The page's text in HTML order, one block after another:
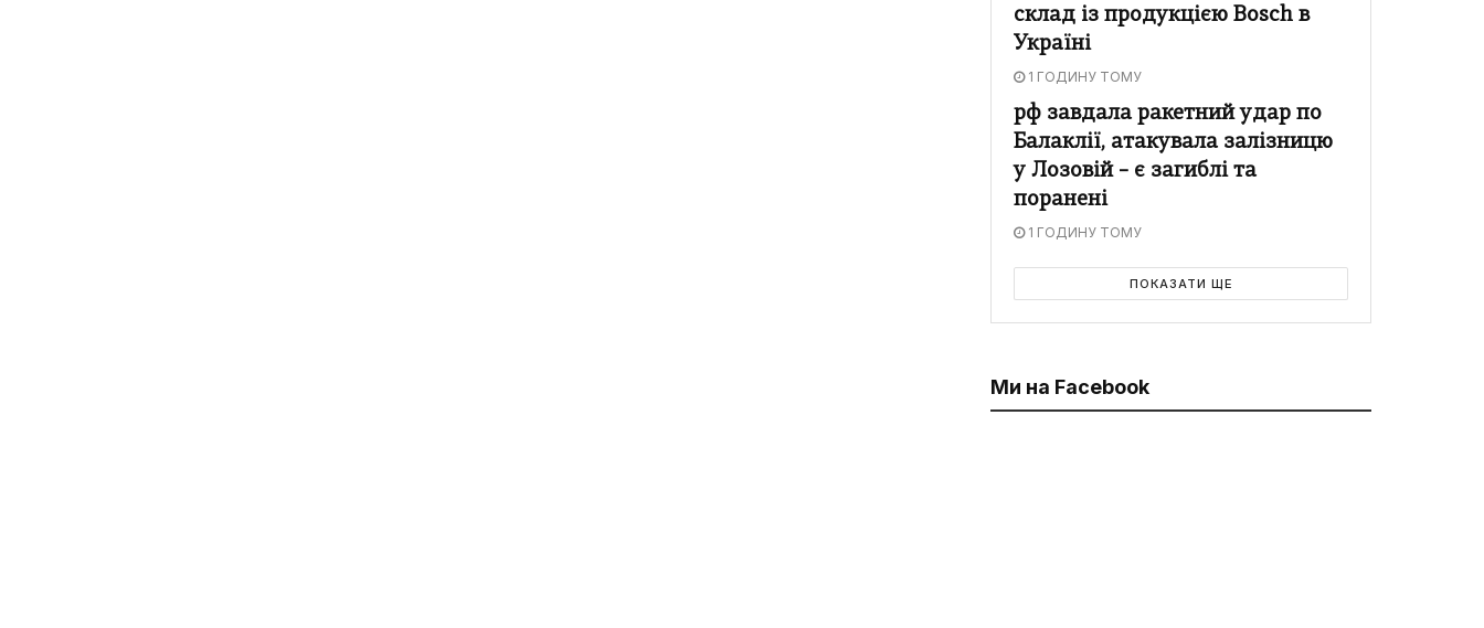
склад із продукцією Bosch в
Україні
1 ГОДИНУ ТОМУ
рф завдала ракетний удар по
Балаклії, атакувала залізницю
у Лозовій – є загиблі та
поранені
1 ГОДИНУ ТОМУ
ПОКАЗАТИ ЩЕ
Ми на Facebook